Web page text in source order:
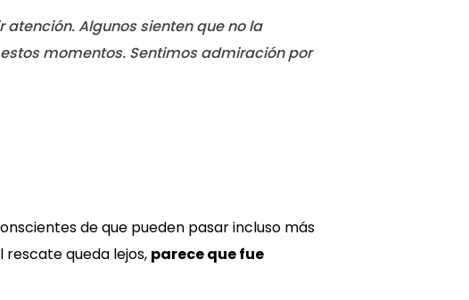
Algunos sienten que no la
momentos. Sentimos admiración por
de que pueden pasar incluso más
queda lejos, parece que fue